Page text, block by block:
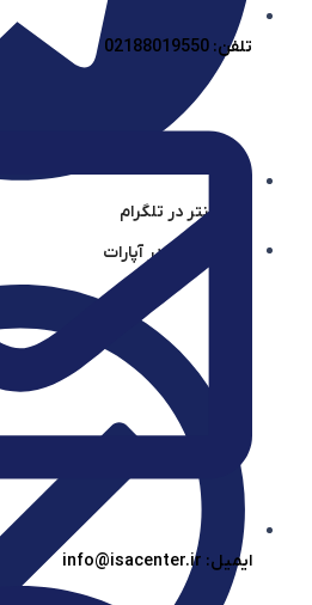
آیساسنتر در تلگرام
آیساسنتر در آپارات
تلفن: 02188019550
ایمیل: info@isacenter.ir